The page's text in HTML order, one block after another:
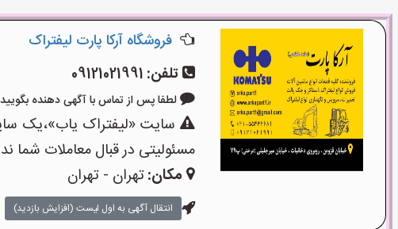
فروشگاه آرکا پارت لیفتراک
تلفن: 09121021991
لطفا پس از تماس با آگهی دهنده بگویید:
سایت «لیفتراک یاب»،یک
مسئولیتی در قبال معاملات شما
مکان:تهران - تهران
انتقال آگهی به اول لیست (افزایش بازدید)